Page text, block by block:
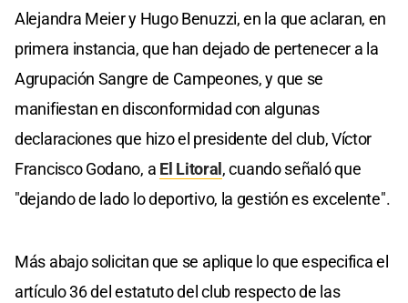
Alejandra Meier y Hugo Benuzzi, en la que aclaran, en
primera instancia, que han dejado de pertenecer a la
Agrupación Sangre de Campeones, y que se
manifiestan en disconformidad con algunas
declaraciones que hizo el presidente del club, Víctor
Francisco Godano, a El Litoral , cuando señaló que
"dejando de lado lo deportivo, la gestión es excelente".
Más abajo solicitan que se aplique lo que especifica el
artículo 36 del estatuto del club respecto de las